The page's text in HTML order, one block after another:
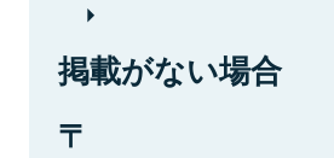
掲載がない場合